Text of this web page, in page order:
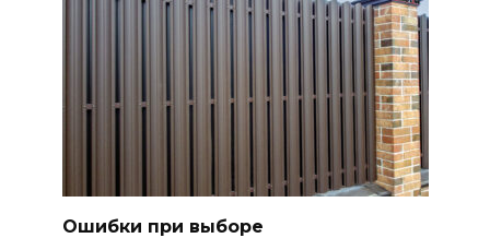
Ошибки при выборе